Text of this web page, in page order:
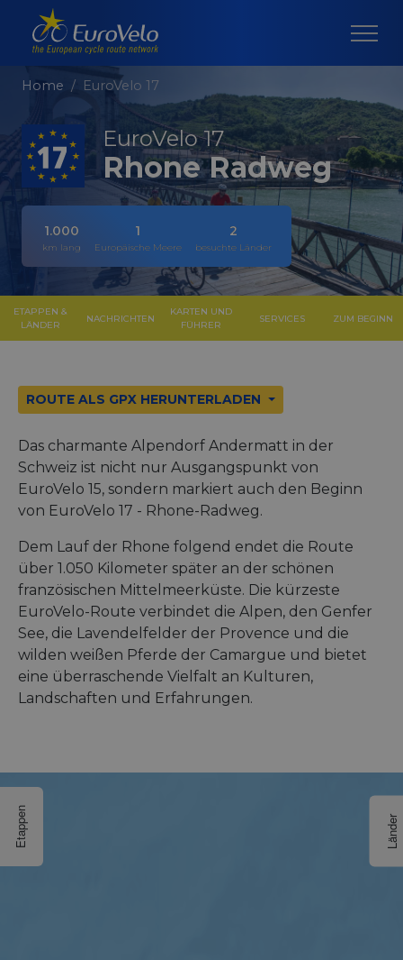
Home EuroVelo 17
EuroVelo 17
Rhone Radweg
1.000
km lang
1
Europäische Meere
2
besuchte Länder
ETAPPEN &
LÄNDER
NACHRICHTEN
KARTEN UND
FÜHRER
SERVICES ZUM BEGINN
ROUTE ALS GPX HERUNTERLADEN
Das charmante Alpendorf Andermatt in der
Schweiz ist nicht nur Ausgangspunkt von
EuroVelo 15, sondern markiert auch den Beginn
von EuroVelo 17 - Rhone-Radweg.
Dem Lauf der Rhone folgend endet die Route
über 1.050 Kilometer später an der schönen
französischen Mittelmeerküste. Die kürzeste
EuroVelo-Route verbindet die Alpen, den Genfer
See, die Lavendelfelder der Provence und die
wilden weißen Pferde der Camargue und bietet
eine überraschende Vielfalt an Kulturen,
Landschaften und Erfahrungen.
Etappen Länder